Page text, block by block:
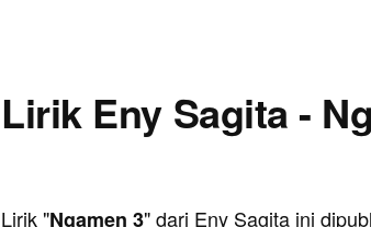
Lirik Eny Sagita -
Lirik "Ngamen 3" dari Eny Sagita ini